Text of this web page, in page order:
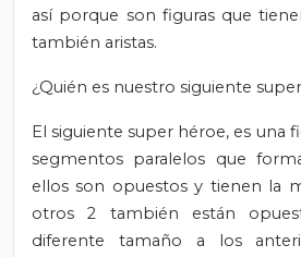
así porque son figuras que
también aristas.
¿Quién es nuestro siguiente
El siguiente super héroe, es una
segmentos paralelos que
ellos son opuestos y tienen la
otros 2 también están
diferente tamaño a los